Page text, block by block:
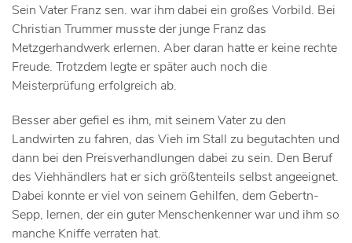
Sein Vater Franz sen. war ihm dabei ein großes Vorbild. Bei
Christian Trummer musste der junge Franz das
Metzgerhandwerk erlernen. Aber daran hatte er keine rechte
Freude. Trotzdem legte er später auch noch die
Meisterprüfung erfolgreich ab.
Besser aber gefiel es ihm, mit seinem Vater zu den
Landwirten zu fahren, das Vieh im Stall zu begutachten und
dann bei den Preisverhandlungen dabei zu sein. Den Beruf
des Viehhändlers hat er sich größtenteils selbst angeeignet.
Dabei konnte er viel von seinem Gehilfen, dem Gebertn-
Sepp, lernen, der ein guter Menschenkenner war und ihm so
manche Kniffe verraten hat.